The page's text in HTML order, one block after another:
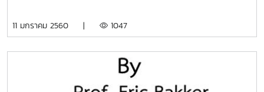
11 มกราคม 2560 | 1047